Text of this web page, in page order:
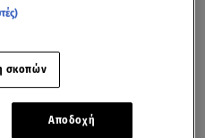
σκοπών
Αποδοχή